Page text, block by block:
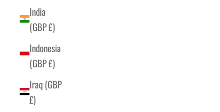
India
(GBP £)
Indonesia
(GBP £)
Iraq (GBP
£)